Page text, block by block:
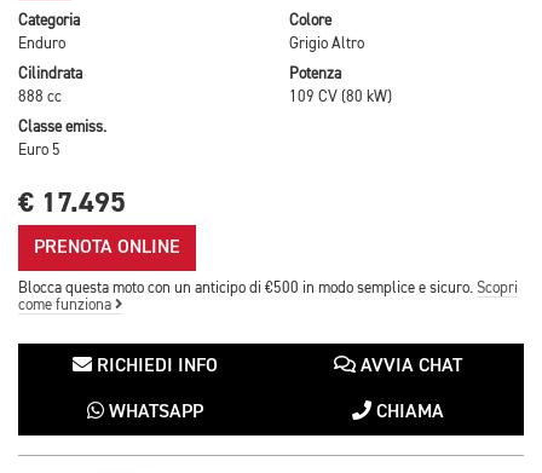
Categoria
Enduro
Colore
Grigio Altro
Cilindrata
888 cc
Potenza
109 CV (80 kW)
Classe emiss.
Euro 5
€ 17.495
PRENOTA ONLINE
Blocca questa moto con un anticipo di €500 in modo semplice e sicuro. Scopri
come funziona
RICHIEDI INFO AVVIA CHAT
WHATSAPP CHIAMA